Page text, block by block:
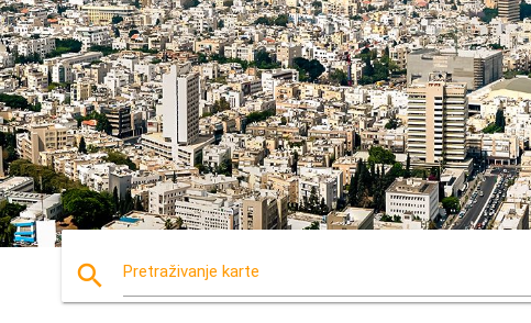
search Pretraživanje karte